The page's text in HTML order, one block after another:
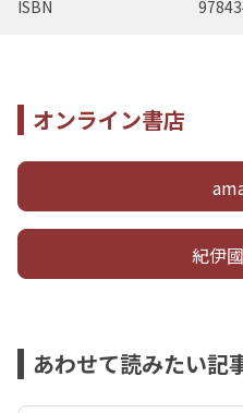
ISBN
オンライン書店
紀伊
あわせて読みたい記